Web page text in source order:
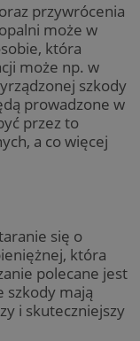
przywrócenia
może w
która
może np. w
szkody
prowadzone w
przez to
a co więcej
się o
która
polecane jest
szkody mają
i skuteczniejszy